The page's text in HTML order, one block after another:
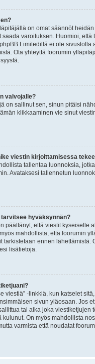
on omat säännöt
saada varoituksen. Huomioi, että
Limitedillä ei ole sivustolla
Ota yhteyttä foorumin
valvojalle?
on sallinut sen, sinun pitäisi
klikkaaminen vie sinut
viestin kirjoittamisessa
tallentaa luonnoksia,
Avataksesi tallennetun
hyväksynnän?
päättänyt, että viestit kyseiselle
mahdollista, että foorumin
tarkistetaan ennen lähettämistä.
lisätietoja.
viestiä” -linkkiä, kun katselet sitä,
sivun yläosaan. Jos
tai aika joka viestiketjujen
kulunut. On myös mahdollista
varmista että noudatat